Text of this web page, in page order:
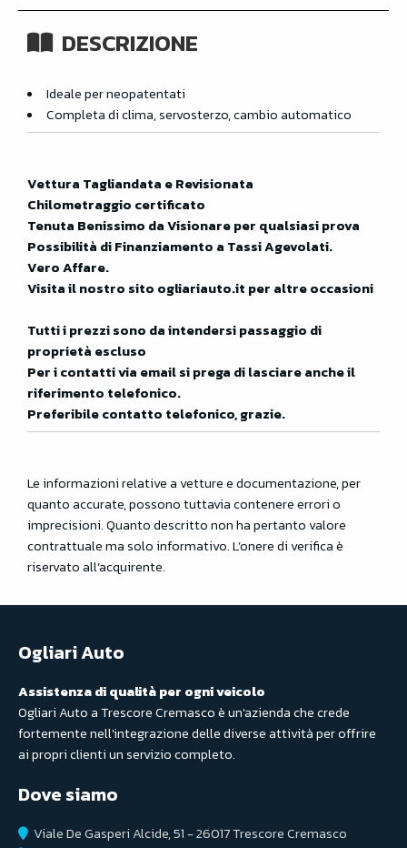
DESCRIZIONE
Ideale per neopatentati
Completa di clima, servosterzo, cambio automatico
Vettura Tagliandata e Revisionata
Chilometraggio certificato
Tenuta Benissimo da Visionare per qualsiasi prova
Possibilità di Finanziamento a Tassi Agevolati.
Vero Affare.
Visita il nostro sito ogliariauto.it per altre occasioni
Tutti i prezzi sono da intendersi passaggio di
proprietà escluso
Per i contatti via email si prega di lasciare anche il
riferimento telefonico.
Preferibile contatto telefonico, grazie.
Le informazioni relative a vetture e documentazione, per
quanto accurate, possono tuttavia contenere errori o
imprecisioni. Quanto descritto non ha pertanto valore
contrattuale ma solo informativo. L’onere di verifica è
riservato all’acquirente.
Ogliari Auto
Assistenza di qualità per ogni veicolo
Ogliari Auto a Trescore Cremasco è un'azienda che crede
fortemente nell'integrazione delle diverse attività per offrire
ai propri clienti un servizio completo.
Dove siamo
Viale De Gasperi Alcide, 51 - 26017 Trescore Cremasco